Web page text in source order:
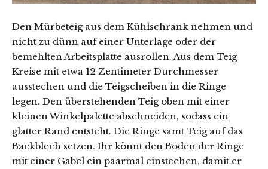
Den Mürbeteig aus dem Kühlschrank nehmen und
nicht zu dünn auf einer Unterlage oder der
bemehlten Arbeitsplatte ausrollen. Aus dem Teig
Kreise mit etwa 12 Zentimeter Durchmesser
ausstechen und die Teigscheiben in die Ringe
legen. Den überstehenden Teig oben mit einer
kleinen Winkelpalette abschneiden, sodass ein
glatter Rand entsteht. Die Ringe samt Teig auf das
Backblech setzen. Ihr könnt den Boden der Ringe
mit einer Gabel ein paarmal einstechen, damit er